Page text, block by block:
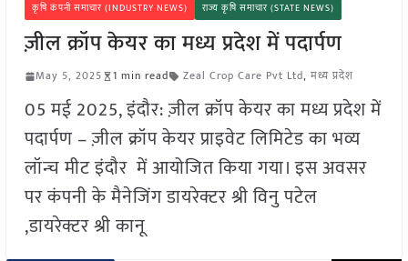
कृषि कंपनी समाचार (INDUSTRY NEWS) राज्य कृषि समाचार (STATE NEWS)
ज़ील क्रॉप केयर का मध्य प्रदेश में पदार्पण
May 5, 2025 1 min read Zeal Crop Care Pvt Ltd, मध्य प्रदेश
05 मई 2025, इंदौर: ज़ील क्रॉप केयर का मध्य प्रदेश में
पदार्पण – ज़ील क्रॉप केयर प्राइवेट लिमिटेड का भव्य
लॉन्च मीट इंदौर में आयोजित किया गया। इस अवसर
पर कंपनी के मैनेजिंग डायरेक्टर श्री विनु पटेल
,डायरेक्टर श्री कानू